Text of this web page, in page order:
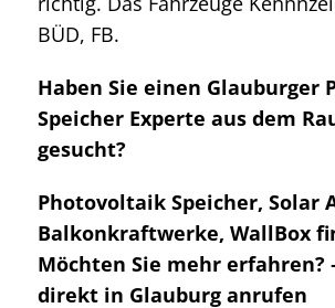
BÜD, FB.
Haben Sie einen Glauburger
Speicher Experte aus dem
gesucht?
Photovoltaik Speicher, Solar
Balkonkraftwerke, WallBox
Möchten Sie mehr erfahren?
direkt in Glauburg anrufen